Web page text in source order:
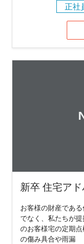
正社
新卒 住宅ア
お客様の財産であ
でなく、私たちが
のお客様宅の定期
の傷み具合や雨漏